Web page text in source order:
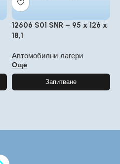
12606 S01 SNR – 95 x 126 x
18,1
Автомобилни лагери
Още
Запитване